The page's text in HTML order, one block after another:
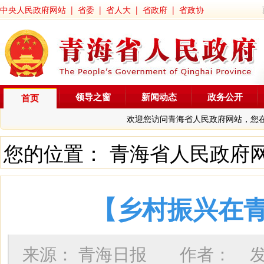
中央人民政府网站 | 省委 | 省人大 | 省政府 | 省政协
首页
欢迎您访问青海省人民政府网站，您
领导之窗 新闻动态 政务公开
您的位置： 青海省人民政府
【乡村振兴在
来源：青海日报 作者：